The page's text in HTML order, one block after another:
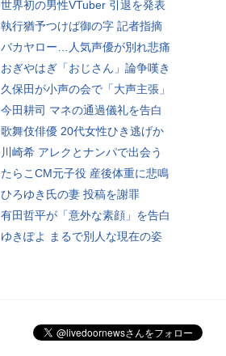
世界初の男性VTuber 引退を発表
執行猶予つけば御の字 記者指摘
バカヤロー…人気声優が別れ悲痛
おぎやはぎ「おじさん」論争嘆き
久保田が小声の会で「大声主張」
今田耕司 マネの通過儀礼を告白
歌舞伎俳優 20代女性ひき逃げか
川崎希 アレクとナンパで出会う
たらこCM元子役 産後体重に悲鳴
ひろゆき氏の妻 投稿を謝罪
有田哲平が「意外な素顔」を告白
ゆきぽよ まるで別人な現在の姿